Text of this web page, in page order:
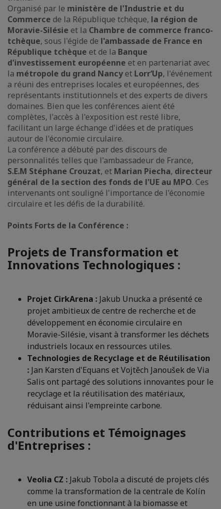
Organisé par le ministère de l'Industrie et du
Commerce de la République tchèque, la région de
Moravie-Silésie et la Chambre de commerce franco-
tchèque, sous l'égide de l'ambassade de France en
République tchèque et de la Banque
d'investissement européenne et en partenariat avec
la métropole du grand Nancyet Lorr‘Up, l'événement
a réuni des entreprises locales et européennes, des
représentants institutionnels et des experts de divers
domaines. Bien que les conférences aient été
complètes, l'accès à l'exposition est resté libre,
facilitant un large échange d'idées et de pratiques
autour de l'économie circulaire.
La conférence a débuté par des discours de
personnalités telles que l'ambassadeur de France,
S.E.M Stéphane Crouzat, et Marian Piecha, directeur
général de la section des fonds de l'UE au MPO. Ces
intervenants ont souligné l'importance de l'économie
circulaire et les défis de la durabilité.
Points Forts de la Conférence :
Projets de Transformation et
Innovations Technologiques :
Projet CirkArena : Jakub Unucka a présenté ce
projet ambitieux de centre de recherche et de
développement en économie circulaire en
Moravie-Silésie, visant à transformer les déchets
industriels locaux en ressources utiles.
Technologies de Recyclage et de Réutilisation
: Jan Karsten d'Equans et Vojtěch Janoušek de Via
Salis ont partagé des solutions innovantes pour le
recyclage et la réutilisation des matériaux,
réduisant ainsi l'empreinte carbone.
Contributions et Témoignages
d'Entreprises :
Veolia CZ : Jakub Tobola a discuté de projets clés
comme la transformation de la centrale de Kolín
en une usine fonctionnant à la biomasse et